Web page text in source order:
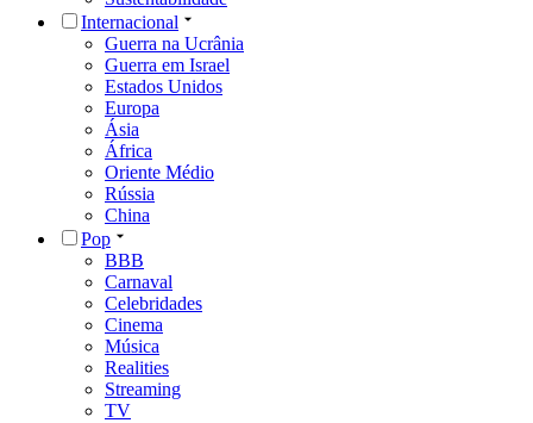
Internacional
Guerra na Ucrânia
Guerra em Israel
Estados Unidos
Europa
Ásia
África
Oriente Médio
Rússia
China
Pop
BBB
Carnaval
Celebridades
Cinema
Música
Realities
Streaming
TV